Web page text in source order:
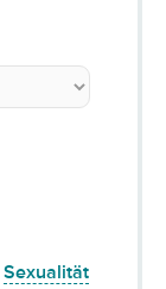
Sexualität